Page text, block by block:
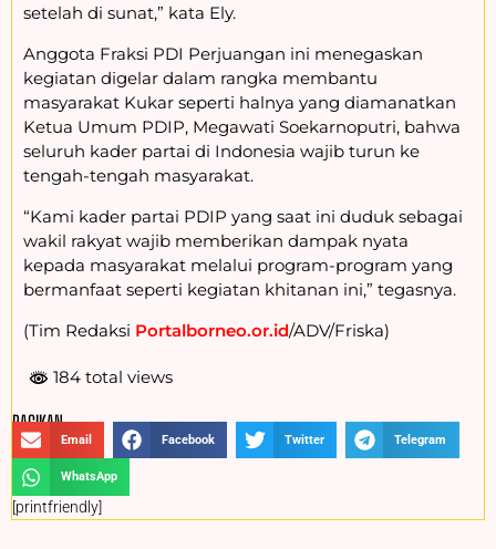
setelah di sunat,” kata Ely.
Anggota Fraksi PDI Perjuangan ini menegaskan
kegiatan digelar dalam rangka membantu
masyarakat Kukar seperti halnya yang diamanatkan
Ketua Umum PDIP, Megawati Soekarnoputri, bahwa
seluruh kader partai di Indonesia wajib turun ke
tengah-tengah masyarakat.
“Kami kader partai PDIP yang saat ini duduk sebagai
wakil rakyat wajib memberikan dampak nyata
kepada masyarakat melalui program-program yang
bermanfaat seperti kegiatan khitanan ini,” tegasnya.
(Tim Redaksi Portalborneo.or.id/ADV/Friska)
184 total views
BAGIKAN :
Email Facebook Twitter Telegram
WhatsApp
[printfriendly]